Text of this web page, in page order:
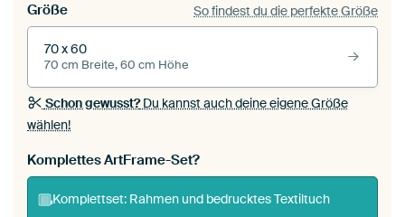
Größe So findest du die perfekte Größe
70 x 60
70 cm Breite, 60 cm Höhe
Schon gewusst?Du kannst auch deine eigene Größe
wählen!
Komplettes ArtFrame-Set?
Komplettset: Rahmen und bedrucktes Textiltuch